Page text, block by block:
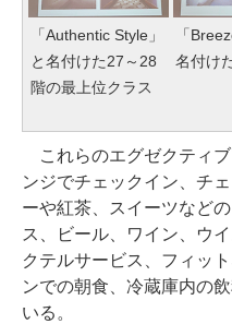
「Authentic Style」
と名付けた27～28
階の最上位クラス
「
名付け
これらのエグゼクティ
ンジでチェックイン、チ
ーや紅茶、スイーツなど
ス、ビール、ワイン、ウ
クテルサービス、フィッ
ンでの朝食、冷蔵庫内の
いる。